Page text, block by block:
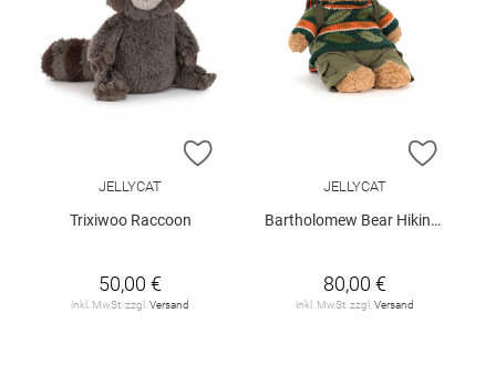
ZUR WUNSCHLISTE HINZUFÜGEN
JELLYCAT
Trixiwoo Raccoon
50,00 €
inkl. MwSt. zzgl.Versand
ZUR
JELLYCAT
Bartholomew Bear Hiking Outfit
80,00 €
inkl. MwSt. zzgl.Versand